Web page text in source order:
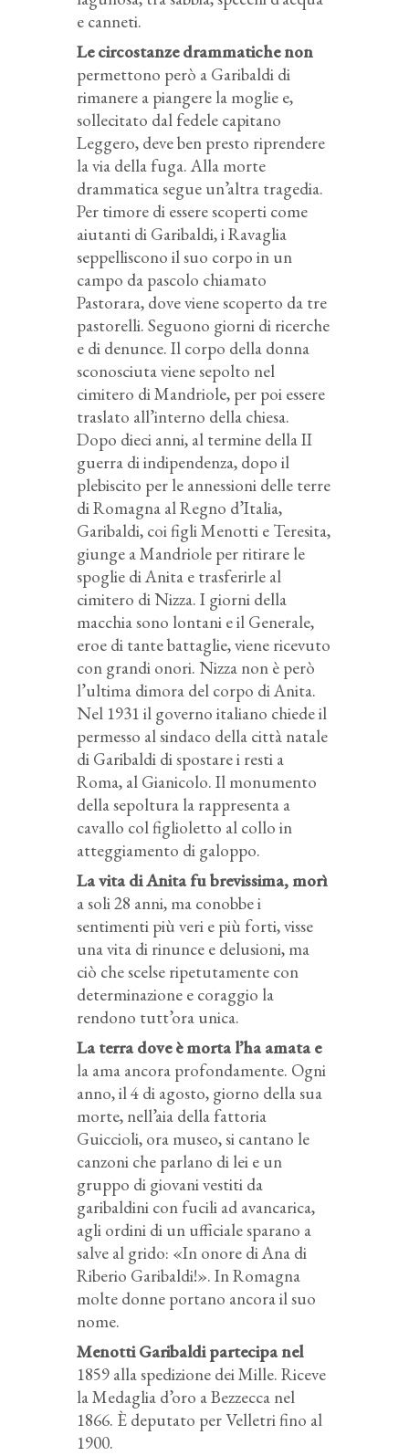
e canneti.
Le circostanze drammatiche non
permettono però a Garibaldi di
rimanere a piangere la moglie e,
sollecitato dal fedele capitano
Leggero, deve ben presto riprendere
la via della fuga. Alla morte
drammatica segue un’altra tragedia.
Per timore di essere scoperti come
aiutanti di Garibaldi, i Ravaglia
seppelliscono il suo corpo in un
campo da pascolo chiamato
Pastorara, dove viene scoperto da tre
pastorelli. Seguono giorni di ricerche
e di denunce. Il corpo della donna
sconosciuta viene sepolto nel
cimitero di Mandriole, per poi essere
traslato all’interno della chiesa.
Dopo dieci anni, al termine della II
guerra di indipendenza, dopo il
plebiscito per le annessioni delle terre
di Romagna al Regno d’Italia,
Garibaldi, coi figli Menotti e Teresita,
giunge a Mandriole per ritirare le
spoglie di Anita e trasferirle al
cimitero di Nizza. I giorni della
macchia sono lontani e il Generale,
eroe di tante battaglie, viene ricevuto
con grandi onori. Nizza non è però
l’ultima dimora del corpo di Anita.
Nel 1931 il governo italiano chiede il
permesso al sindaco della città natale
di Garibaldi di spostare i resti a
Roma, al Gianicolo. Il monumento
della sepoltura la rappresenta a
cavallo col figlioletto al collo in
atteggiamento di galoppo.
La vita di Anita fu brevissima, morì
a soli 28 anni, ma conobbe i
sentimenti più veri e più forti, visse
una vita di rinunce e delusioni, ma
ciò che scelse ripetutamente con
determinazione e coraggio la
rendono tutt’ora unica.
La terra dove è morta l’ha amata e
la ama ancora profondamente. Ogni
anno, il 4 di agosto, giorno della sua
morte, nell’aia della fattoria
Guiccioli, ora museo, si cantano le
canzoni che parlano di lei e un
gruppo di giovani vestiti da
garibaldini con fucili ad avancarica,
agli ordini di un ufficiale sparano a
salve al grido: «In onore di Ana di
Riberio Garibaldi!». In Romagna
molte donne portano ancora il suo
nome.
Menotti Garibaldi partecipa nel
1859 alla spedizione dei Mille. Riceve
la Medaglia d’oro a Bezzecca nel
1866. È deputato per Velletri fino al
1900.